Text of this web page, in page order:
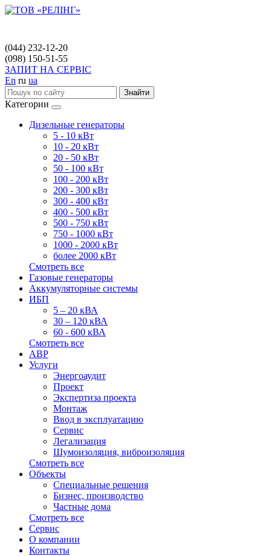
(044) 232-12-20
(098) 150-51-55
ЗАПИТ НА СЕРВІС
En ru ua
Знайти
Категории
Дизельные генераторы
5 - 10 кВт
10 - 20 кВт
20 - 50 кВт
50 - 100 кВт
100 - 200 кВт
200 - 300 кВт
300 - 400 кВт
400 - 500 кВт
500 - 750 кВт
750 - 1000 кВт
1000 - 2000 кВт
более 2000 кВт
Смотреть все
Газовые генераторы
Аккумуляторные системы
ИБП
5 – 20 кВА
30 – 120 кВА
60 - 600 кВА
Смотреть все
АВР
Услуги
Энергоаудит
Проект
Экспертиза проекта
Монтаж
Ввод в эксплуатацию
Сервис
Легализация
Шумоизоляция, виброизоляция
Смотреть все
Объекты
Специальные решения
Бизнес, производство
Частные дома
Смотреть все
Сервис
О компании
Контакты